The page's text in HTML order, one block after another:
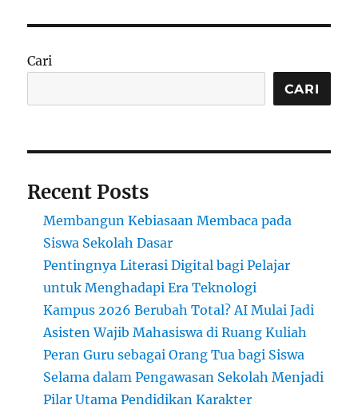
Cari
CARI
Recent Posts
Membangun Kebiasaan Membaca pada
Siswa Sekolah Dasar
Pentingnya Literasi Digital bagi Pelajar
untuk Menghadapi Era Teknologi
Kampus 2026 Berubah Total? AI Mulai Jadi
Asisten Wajib Mahasiswa di Ruang Kuliah
Peran Guru sebagai Orang Tua bagi Siswa
Selama dalam Pengawasan Sekolah Menjadi
Pilar Utama Pendidikan Karakter